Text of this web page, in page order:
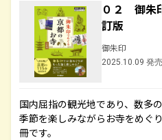
０２ 御朱
訂版
御朱印
2025.10.09 発売
国内屈指の観光地であり、数多
季節を楽しみながらお寺をめぐ
冊です。